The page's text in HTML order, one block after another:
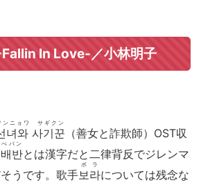
In Love-／小林明子
녀와 사기꾼
ンニョワ サギクン
（善女と詐欺師）OST収
반
バン
とは漢字だと二律背反でジレンマ
うです。歌手보라
ボラ
については残念な